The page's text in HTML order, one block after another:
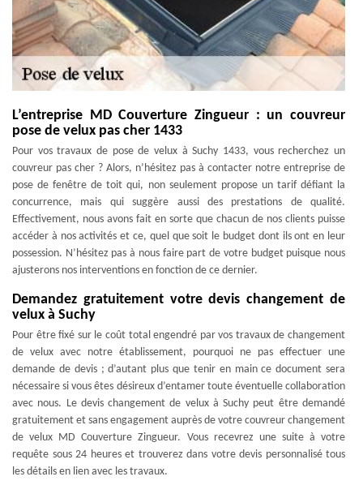
L’entreprise MD Couverture Zingueur : un couvreur
pose de velux pas cher 1433
Pour vos travaux de pose de velux à Suchy 1433, vous recherchez un
couvreur pas cher ? Alors, n’hésitez pas à contacter notre entreprise de
pose de fenêtre de toit qui, non seulement propose un tarif défiant la
concurrence, mais qui suggère aussi des prestations de qualité.
Effectivement, nous avons fait en sorte que chacun de nos clients puisse
accéder à nos activités et ce, quel que soit le budget dont ils ont en leur
possession. N’hésitez pas à nous faire part de votre budget puisque nous
ajusterons nos interventions en fonction de ce dernier.
Demandez gratuitement votre devis changement de
velux à Suchy
Pour être fixé sur le coût total engendré par vos travaux de changement
de velux avec notre établissement, pourquoi ne pas effectuer une
demande de devis ; d’autant plus que tenir en main ce document sera
nécessaire si vous êtes désireux d’entamer toute éventuelle collaboration
avec nous. Le devis changement de velux à Suchy peut être demandé
gratuitement et sans engagement auprès de votre couvreur changement
de velux MD Couverture Zingueur. Vous recevrez une suite à votre
requête sous 24 heures et trouverez dans votre devis personnalisé tous
les détails en lien avec les travaux.